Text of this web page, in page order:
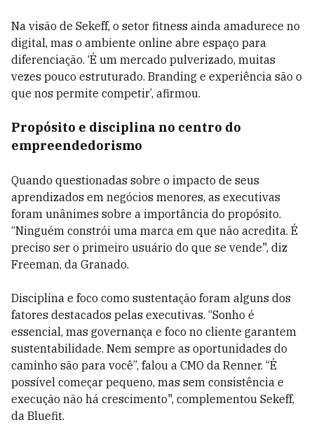
Na visão de Sekeff, o setor fitness ainda amadurece no
digital, mas o ambiente online abre espaço para
diferenciação. ‘É um mercado pulverizado, muitas
vezes pouco estruturado. Branding e experiência são o
que nos permite competir’, afirmou.
Propósito e disciplina no centro do
empreendedorismo
Quando questionadas sobre o impacto de seus
aprendizados em negócios menores, as executivas
foram unânimes sobre a importância do propósito.
“Ninguém constrói uma marca em que não acredita. É
preciso ser o primeiro usuário do que se vende", diz
Freeman, da Granado.
Disciplina e foco como sustentação foram alguns dos
fatores destacados pelas executivas. “Sonho é
essencial, mas governança e foco no cliente garantem
sustentabilidade. Nem sempre as oportunidades do
caminho são para você”, falou a CMO da Renner. “É
possível começar pequeno, mas sem consistência e
execução não há crescimento", complementou Sekeff,
da Bluefit.